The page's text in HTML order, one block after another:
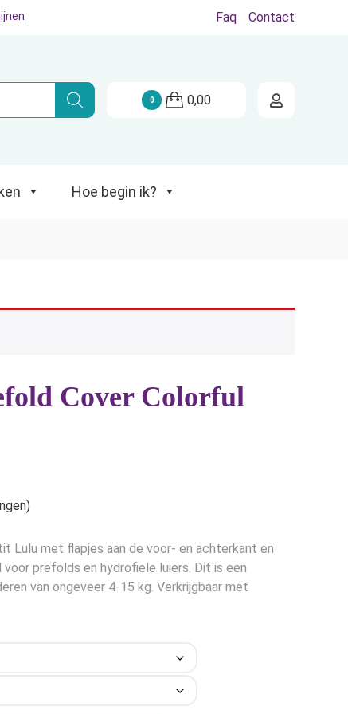
Hoe begin ik?
Faq Contact
0 0,00
Hoe begin ik?
Cover Colorful
Lulu met flapjes aan de voor- en achterkant en
prefolds en hydrofiele luiers. Dit is een
van ongeveer 4-15 kg. Verkrijgbaar met